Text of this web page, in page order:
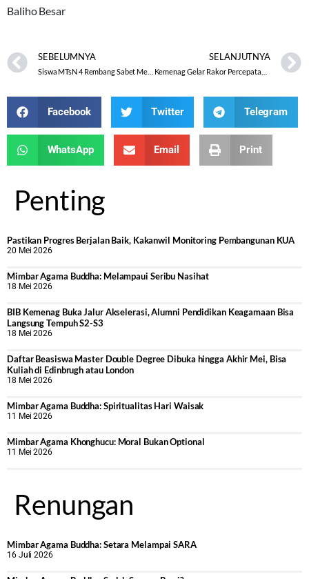
Baliho Besar
SEBELUMNYA SELANJUTNYA
Facebook Twitter Telegram
WhatsApp Email Print
Penting
Pastikan Progres Berjalan Baik, Kakanwil Monitoring Pembangunan KUA
20 Mei 2026
Mimbar Agama Buddha: Melampaui Seribu Nasihat
18 Mei 2026
BIB Kemenag Buka Jalur Akselerasi, Alumni Pendidikan Keagamaan Bisa
Langsung Tempuh S2-S3
18 Mei 2026
Daftar Beasiswa Master Double Degree Dibuka hingga Akhir Mei, Bisa
Kuliah di Edinbrugh atau London
18 Mei 2026
Mimbar Agama Buddha: Spiritualitas Hari Waisak
11 Mei 2026
Mimbar Agama Khonghucu: Moral Bukan Optional
11 Mei 2026
Renungan
Mimbar Agama Buddha: Setara Melampai SARA
16 Juli 2026